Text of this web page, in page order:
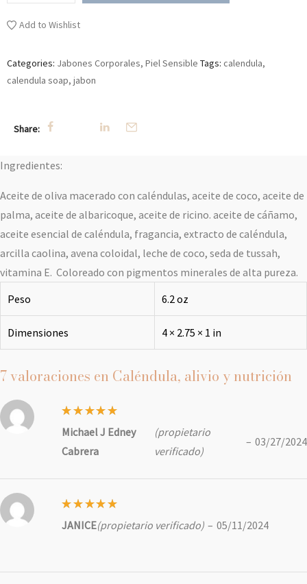
Add to Wishlist
Categories: Jabones Corporales, Piel Sensible Tags: calendula,
calendula soap, jabon
Share:
Ingredientes:
Aceite de oliva macerado con caléndulas, aceite de coco, aceite de
palma, aceite de albaricoque, aceite de ricino. aceite de cáñamo,
aceite esencial de caléndula, fragancia, extracto de caléndula,
arcilla caolina, avena coloidal, leche de coco, seda de tussah,
vitamina E. Coloreado con pigmentos minerales de alta pureza.
Peso
6.2 oz
Dimensiones 4 × 2.75 × 1 in
7 valoraciones en Caléndula, alivio y nutrición
con5de
Michael J Edney
Cabrera
(propietario
verificado)
– 03/27/2024
con5de
JANICE(propietario verificado) – 05/11/2024